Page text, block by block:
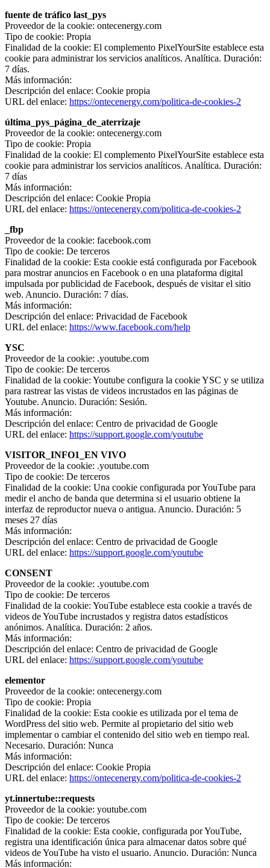
fuente de tráfico last_pys
Proveedor de la cookie: ontecenergy.com
Tipo de cookie: Propia
Finalidad de la cookie: El complemento PixelYourSite establece esta
cookie para administrar los servicios analíticos. Analítica. Duración:
7 días.
Más información:
Descripción del enlace: Cookie propia
URL del enlace: https://ontecenergy.com/politica-de-cookies-2
última_pys_página_de_aterrizaje
Proveedor de la cookie: ontecenergy.com
Tipo de cookie: Propia
Finalidad de la cookie: El complemento PixelYourSite establece esta
cookie para administrar los servicios analíticos. Analítica. Duración:
7 días
Más información:
Descripción del enlace: Cookie Propia
URL del enlace: https://ontecenergy.com/politica-de-cookies-2
_fbp
Proveedor de la cookie: facebook.com
Tipo de cookie: De terceros
Finalidad de la cookie: Esta cookie está configurada por Facebook
para mostrar anuncios en Facebook o en una plataforma digital
impulsada por publicidad de Facebook, después de visitar el sitio
web. Anuncio. Duración: 7 días.
Más información:
Descripción del enlace: Privacidad de Facebook
URL del enlace: https://www.facebook.com/help
YSC
Proveedor de la cookie: .youtube.com
Tipo de cookie: De terceros
Finalidad de la cookie: Youtube configura la cookie YSC y se utiliza
para rastrear las vistas de videos incrustados en las páginas de
Youtube. Anuncio. Duración: Sesión.
Más información:
Descripción del enlace: Centro de privacidad de Google
URL del enlace: https://support.google.com/youtube
VISITOR_INFO1_EN VIVO
Proveedor de la cookie: .youtube.com
Tipo de cookie: De terceros
Finalidad de la cookie: Una cookie configurada por YouTube para
medir el ancho de banda que determina si el usuario obtiene la
interfaz de reproductor nueva o antigua. Anuncio. Duración: 5
meses 27 días
Más información:
Descripción del enlace: Centro de privacidad de Google
URL del enlace: https://support.google.com/youtube
CONSENT
Proveedor de la cookie: .youtube.com
Tipo de cookie: De terceros
Finalidad de la cookie: YouTube establece esta cookie a través de
videos de YouTube incrustados y registra datos estadísticos
anónimos. Analítica. Duración: 2 años.
Más información:
Descripción del enlace: Centro de privacidad de Google
URL del enlace: https://support.google.com/youtube
elementor
Proveedor de la cookie: ontecenergy.com
Tipo de cookie: Propia
Finalidad de la cookie: Esta cookie es utilizada por el tema de
WordPress del sitio web. Permite al propietario del sitio web
implementar o cambiar el contenido del sitio web en tiempo real.
Necesario. Duración: Nunca
Más información:
Descripción del enlace: Cookie Propia
URL del enlace: https://ontecenergy.com/politica-de-cookies-2
yt.innertube::requests
Proveedor de la cookie: youtube.com
Tipo de cookie: De terceros
Finalidad de la cookie: Esta cookie, configurada por YouTube,
registra una identificación única para almacenar datos sobre qué
videos de YouTube ha visto el usuario. Anuncio. Duración: Nunca
Más información: